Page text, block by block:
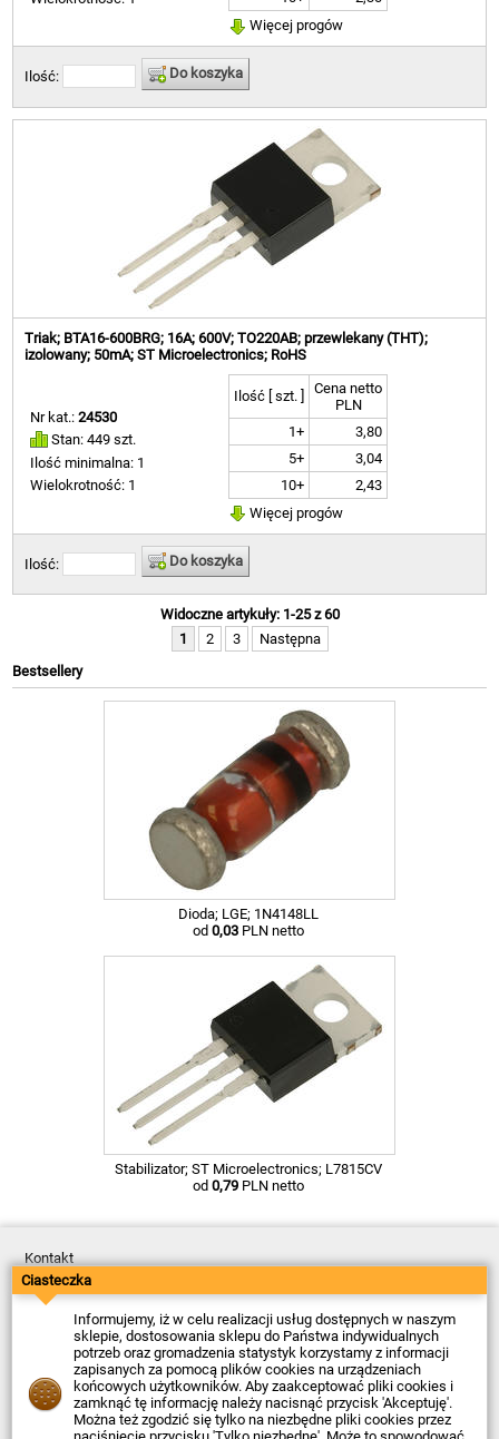
Więcej progów
Ilość: Do koszyka
Triak; BTA16-600BRG; 16A; 600V; TO220AB; przewlekany (THT);
izolowany; 50mA; ST Microelectronics; RoHS
Nr kat.:24530
Stan: 449 szt.
Ilość minimalna: 1
Wielokrotność: 1
Ilość [ szt. ]
Cena netto
PLN
1+
3,80
5+
3,04
10+
2,43
Więcej progów
Ilość: Do koszyka
Widoczne artykuły: 1-25 z 60
1
2 3
Następna
Bestsellery
Dioda; LGE; 1N4148LL
od 0,03 PLN netto
Stabilizator; ST Microelectronics; L7815CV
od 0,79 PLN netto
Kontakt
Dostawa
Płatność
Zwroty
Reklamacje
Regulamin
Polityka Prywatności
O Firmie
Data ostatniej aktualizacji: 2026-08-07
© Firma Piekarz Sp. z o.o. 2000-2026
Ciasteczka
Informujemy, iż w celu realizacji usług dostępnych w naszym
sklepie, dostosowania sklepu do Państwa indywidualnych
potrzeb oraz gromadzenia statystyk korzystamy z informacji
zapisanych za pomocą plików cookies na urządzeniach
końcowych użytkowników. Aby zaakceptować pliki cookies i
zamknąć tę informację należy nacisnąć przycisk 'Akceptuję'.
Można też zgodzić się tylko na niezbędne pliki cookies przez